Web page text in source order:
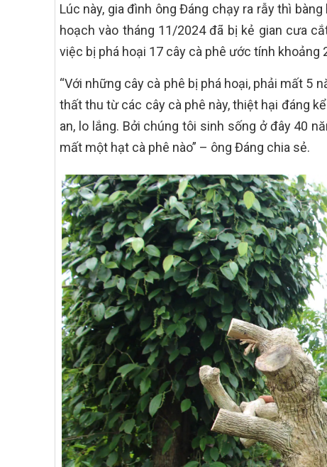
Lúc này, gia đình ông Đáng chạy ra rẫy thì
hoạch vào tháng 11/2024 đã bị kẻ gian cưa
việc bị phá hoại 17 cây cà phê ước tính khoảng
“Với những cây cà phê bị phá hoại, phải mất 5
thất thu từ các cây cà phê này, thiệt hại đáng
an, lo lắng. Bởi chúng tôi sinh sống ở đây 40
mất một hạt cà phê nào” – ông Đáng chia sẻ.